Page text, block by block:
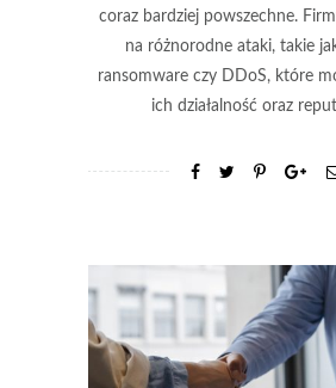
coraz bardziej powszechne.
na różnorodne ataki, takie
ransomware czy DDoS, które
ich działalność oraz